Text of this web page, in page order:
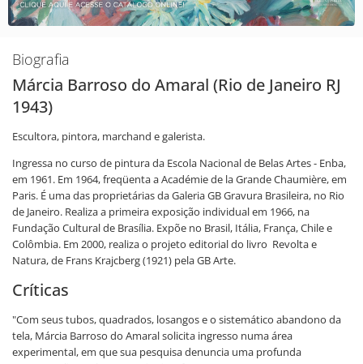
Biografia
Márcia Barroso do Amaral (Rio de Janeiro RJ
1943)
Escultora, pintora, marchand e galerista.
Ingressa no curso de pintura da Escola Nacional de Belas Artes - Enba,
em 1961. Em 1964, freqüenta a Académie de la Grande Chaumière, em
Paris. É uma das proprietárias da Galeria GB Gravura Brasileira, no Rio
de Janeiro. Realiza a primeira exposição individual em 1966, na
Fundação Cultural de Brasília. Expõe no Brasil, Itália, França, Chile e
Colômbia. Em 2000, realiza o projeto editorial do livro Revolta e
Natura, de Frans Krajcberg (1921) pela GB Arte.
Críticas
"Com seus tubos, quadrados, losangos e o sistemático abandono da
tela, Márcia Barroso do Amaral solicita ingresso numa área
experimental, em que sua pesquisa denuncia uma profunda